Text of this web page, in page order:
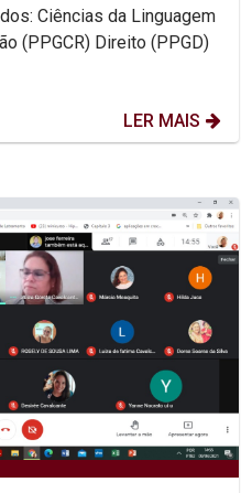
LER MAIS